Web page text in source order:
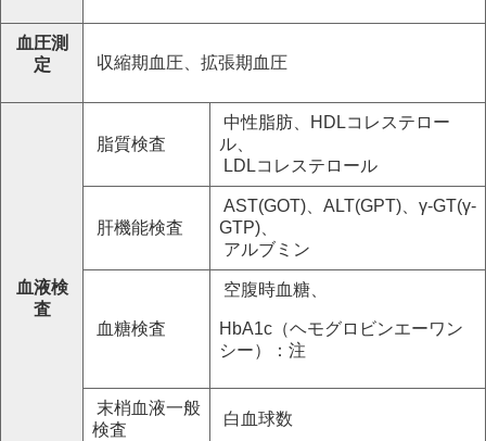
血圧測
定
収縮期血圧、拡張期血圧
血液検
査
脂質検査
中性脂肪、HDLコレステロー
ル、
LDLコレステロール
肝機能検査
AST(GOT)、ALT(GPT)、γ-GT(γ-
GTP)、
アルブミン
血糖検査
空腹時血糖、
HbA1c（ヘモグロビンエーワン
シー）：注
末梢血液一般
検査
白血球数